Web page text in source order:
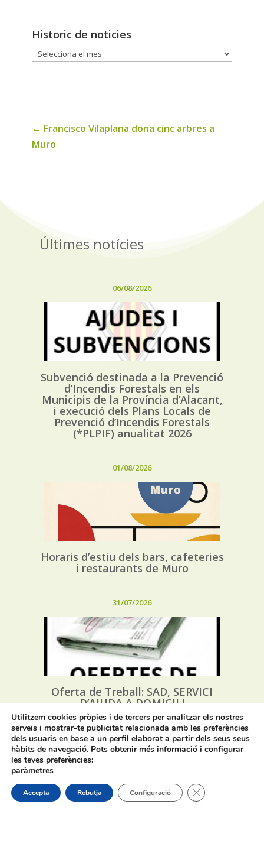
Historic de noticies
Historic
← Francisco Vilaplana dona cinc arbres a
Muro
Últimes notícies
06/08/2026
Subvenció destinada a la Prevenció
d’Incendis Forestals en els
Municipis de la Província d’Alacant,
i execució dels Plans Locals de
Prevenció d’Incendis Forestals
(*PLPIF) anualitat 2026
01/08/2026
Horaris d’estiu dels bars, cafeteries
i restaurants de Muro
31/07/2026
Oferta de Treball: SAD, SERVICI
D’AJUDA A DOMICILI
31/07/2026
Utilitzem cookies pròpies i de tercers per analitzar els nostres
serveis i mostrar-te publicitat relacionada amb les preferències
dels usuaris en base a un perfil elaborat a partir dels seus seus
hàbits de navegació. Pots obtenir més informació i configurar
les teves preferències:
paràmetres
Accepta Rebutja Configuració Tanca el bàner de